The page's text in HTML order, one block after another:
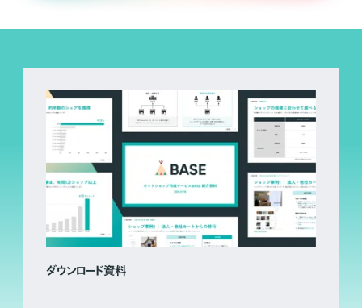
ダウンロード資料